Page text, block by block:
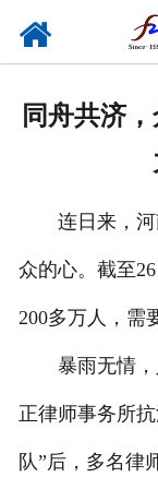
同舟共济
连日来，河
众的心。截至
200多万人，需
暴雨无情，
正律师事务所
队”后，多名律